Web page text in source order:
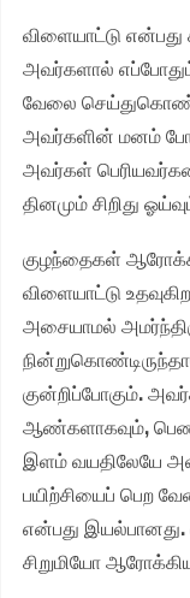
விளையாட்டு என்பது
அவர்களால்
வேலை
அவர்களின் மனம்
அவர்கள்
தினமும் சிறிது
குழந்தைகள்
விளையாட்டு
அசையாமல்
குன்றிப்போகும்.
ஆண்களாகவும்,
இளம் வயதிலேயே
பயிற்சியைப் பெற
என்பது இயல்பானது.
சிறுமியோ